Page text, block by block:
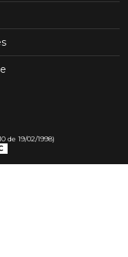
de 19/02/1998)